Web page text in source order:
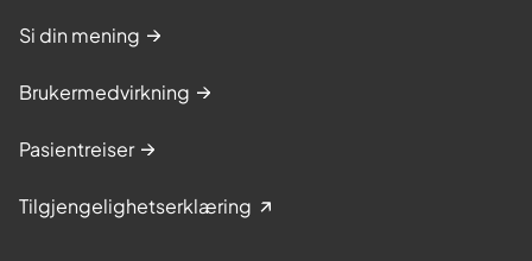
Si din mening
Brukermedvirkning
Pasientreiser
Tilgjengelighetserklæring